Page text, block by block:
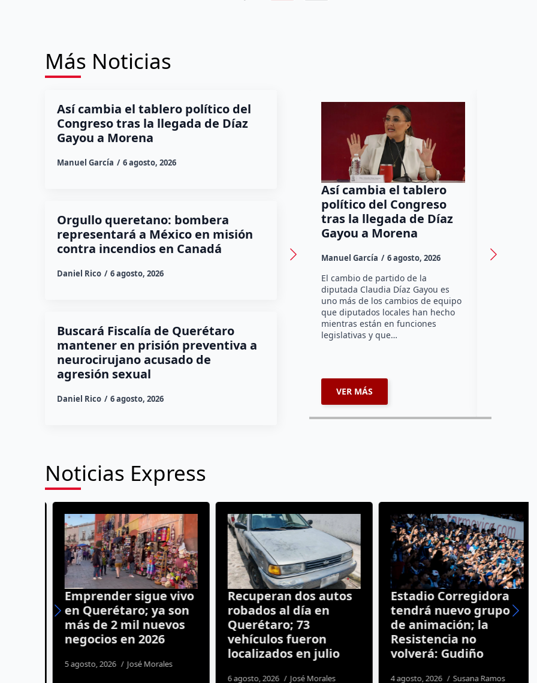
Más Noticias
Así cambia el tablero político del
Congreso tras la llegada de Díaz
Gayou a Morena
Manuel García 6 agosto, 2026
Orgullo queretano: bombera
representará a México en misión
contra incendios en Canadá
Daniel Rico 6 agosto, 2026
Buscará Fiscalía de Querétaro
mantener en prisión preventiva a
neurocirujano acusado de
agresión sexual
Daniel Rico 6 agosto, 2026
Así cambia el tablero
político del Congreso
tras la llegada de Díaz
Gayou a Morena
Manuel García 6 agosto, 2026
El cambio de partido de la
diputada Claudia Díaz Gayou es
uno más de los cambios de equipo
que diputados locales han hecho
mientras están en funciones
legislativas y que…
VER MÁS
Canadá
Noticias Express
Emprender sigue vivo
en Querétaro; ya son
más de 2 mil nuevos
negocios en 2026
5 agosto, 2026 José Morales
Recuperan dos autos
robados al día en
Querétaro; 73
vehículos fueron
localizados en julio
6 agosto, 2026 José Morales
Estadio Corregidora
tendrá nuevo grupo
de animación; la
Resistencia no
volverá: Gudiño
4 agosto, 2026 Susana Ramos